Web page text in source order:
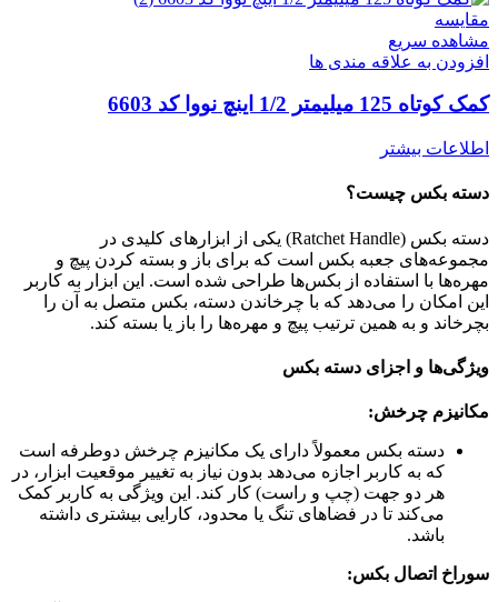
مقایسه
مشاهده سریع
افزودن به علاقه مندی ها
کمک کوتاه 125 میلیمتر 1/2 اینچ نووا کد 6603
اطلاعات بیشتر
دسته بکس چیست؟
دسته بکس (Ratchet Handle) یکی از ابزارهای کلیدی در
مجموعه‌های جعبه بکس است که برای باز و بسته کردن پیچ و
مهره‌ها با استفاده از بکس‌ها طراحی شده است. این ابزار به کاربر
این امکان را می‌دهد که با چرخاندن دسته، بکس متصل به آن را
بچرخاند و به همین ترتیب پیچ و مهره‌ها را باز یا بسته کند.
ویژگی‌ها و اجزای دسته بکس
مکانیزم چرخش:
دسته بکس معمولاً دارای یک مکانیزم چرخش دوطرفه است
که به کاربر اجازه می‌دهد بدون نیاز به تغییر موقعیت ابزار، در
هر دو جهت (چپ و راست) کار کند. این ویژگی به کاربر کمک
می‌کند تا در فضاهای تنگ یا محدود، کارایی بیشتری داشته
باشد.
سوراخ اتصال بکس: